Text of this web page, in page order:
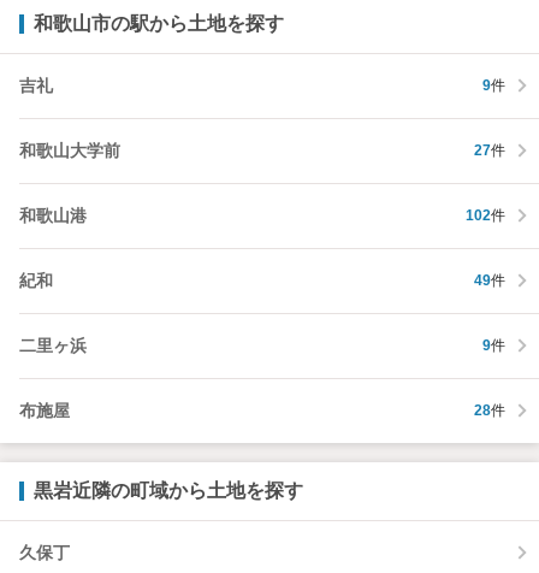
和歌山市の駅から土地を探す
吉礼 9件
和歌山大学前 27件
和歌山港 102件
紀和 49件
二里ヶ浜 9件
布施屋 28件
黒岩近隣の町域から土地を探す
久保丁